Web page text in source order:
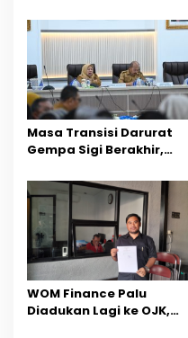
s
Ilmu dan Pendidikan
Masa Transisi Darurat
Gempa Sigi Berakhir,
Percepatan Pemulihan
‎WOM Finance Palu
Diadukan Lagi ke OJK,